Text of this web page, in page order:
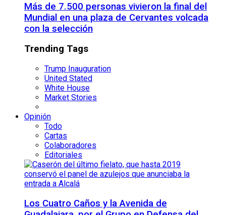
Más de 7.500 personas vivieron la final del
Mundial en una plaza de Cervantes volcada
con la selección
Trending Tags
Trump Inauguration
United Stated
White House
Market Stories
Opinión
Todo
Cartas
Colaboradores
Editoriales
Los Cuatro Caños y la Avenida de